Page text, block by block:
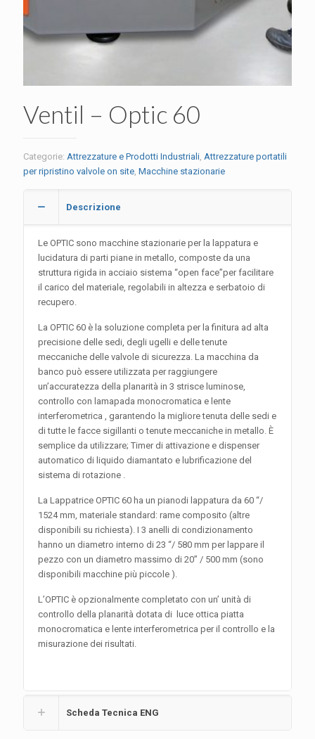
Ventil – Optic 60
Categorie: Attrezzature e Prodotti Industriali, Attrezzature portatili
per ripristino valvole on site, Macchine stazionarie
Descrizione
Le OPTIC sono macchine stazionarie per la lappatura e
lucidatura di parti piane in metallo, composte da una
struttura rigida in acciaio sistema “open face”per facilitare
il carico del materiale, regolabili in altezza e serbatoio di
recupero.
La OPTIC 60 è la soluzione completa per la finitura ad alta
precisione delle sedi, degli ugelli e delle tenute
meccaniche delle valvole di sicurezza. La macchina da
banco può essere utilizzata per raggiungere
un’accuratezza della planarità in 3 strisce luminose,
controllo con lamapada monocromatica e lente
interferometrica , garantendo la migliore tenuta delle sedi e
di tutte le facce sigillanti o tenute meccaniche in metallo. È
semplice da utilizzare; Timer di attivazione e dispenser
automatico di liquido diamantato e lubrificazione del
sistema di rotazione .
La Lappatrice OPTIC 60 ha un pianodi lappatura da 60 “/
1524 mm, materiale standard: rame composito (altre
disponibili su richiesta). I 3 anelli di condizionamento
hanno un diametro interno di 23 “/ 580 mm per lappare il
pezzo con un diametro massimo di 20” / 500 mm (sono
disponibili macchine più piccole ).
L’OPTIC è opzionalmente completato con un’ unità di
controllo della planarità dotata di luce ottica piatta
monocromatica e lente interferometrica per il controllo e la
misurazione dei risultati.
Scheda Tecnica ENG